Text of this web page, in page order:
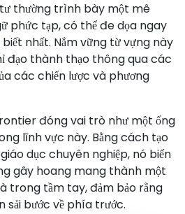
thường trình bày một mê
phức tạp, có thể đe dọa ngay
nhất. Nắm vững từ vựng này
đạo thành thạo thông qua các
các chiến lược và phương
đóng vai trò như một ống
lĩnh vực này. Bằng cách tạo
dục chuyên nghiệp, nó biến
gây hoang mang thành một
trong tầm tay, đảm bảo rằng
sải bước về phía trước.